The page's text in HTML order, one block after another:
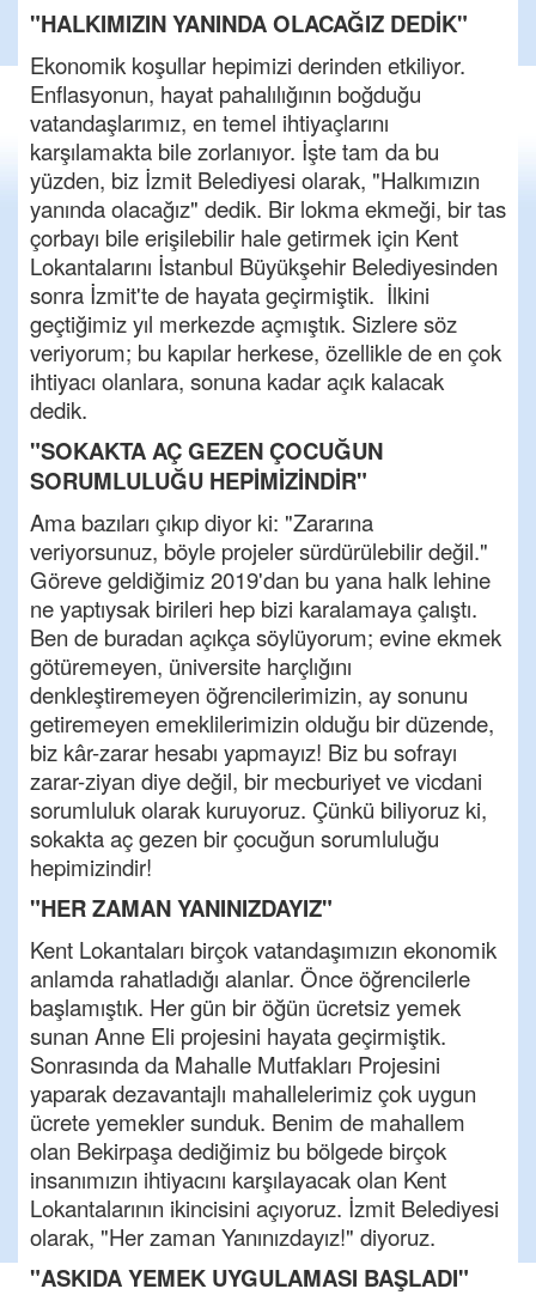
"HALKIMIZIN YANINDA OLACAĞIZ DEDİK"
Ekonomik koşullar hepimizi derinden etkiliyor.
Enflasyonun, hayat pahalılığının boğduğu
vatandaşlarımız, en temel ihtiyaçlarını
karşılamakta bile zorlanıyor. İşte tam da bu
yüzden, biz İzmit Belediyesi olarak, "Halkımızın
yanında olacağız" dedik. Bir lokma ekmeği, bir tas
çorbayı bile erişilebilir hale getirmek için Kent
Lokantalarını İstanbul Büyükşehir Belediyesinden
sonra İzmit'te de hayata geçirmiştik. İlkini
geçtiğimiz yıl merkezde açmıştık. Sizlere söz
veriyorum; bu kapılar herkese, özellikle de en çok
ihtiyacı olanlara, sonuna kadar açık kalacak
dedik.
"SOKAKTA AÇ GEZEN ÇOCUĞUN
SORUMLULUĞU HEPİMİZİNDİR"
Ama bazıları çıkıp diyor ki: "Zararına
veriyorsunuz, böyle projeler sürdürülebilir değil."
Göreve geldiğimiz 2019'dan bu yana halk lehine
ne yaptıysak birileri hep bizi karalamaya çalıştı.
Ben de buradan açıkça söylüyorum; evine ekmek
götüremeyen, üniversite harçlığını
denkleştiremeyen öğrencilerimizin, ay sonunu
getiremeyen emeklilerimizin olduğu bir düzende,
biz kâr-zarar hesabı yapmayız! Biz bu sofrayı
zarar-ziyan diye değil, bir mecburiyet ve vicdani
sorumluluk olarak kuruyoruz. Çünkü biliyoruz ki,
sokakta aç gezen bir çocuğun sorumluluğu
hepimizindir!
"HER ZAMAN YANINIZDAYIZ"
Kent Lokantaları birçok vatandaşımızın ekonomik
anlamda rahatladığı alanlar. Önce öğrencilerle
başlamıştık. Her gün bir öğün ücretsiz yemek
sunan Anne Eli projesini hayata geçirmiştik.
Sonrasında da Mahalle Mutfakları Projesini
yaparak dezavantajlı mahallelerimiz çok uygun
ücrete yemekler sunduk. Benim de mahallem
olan Bekirpaşa dediğimiz bu bölgede birçok
insanımızın ihtiyacını karşılayacak olan Kent
Lokantalarının ikincisini açıyoruz. İzmit Belediyesi
olarak, "Her zaman Yanınızdayız!" diyoruz.
"ASKIDA YEMEK UYGULAMASI BAŞLADI"